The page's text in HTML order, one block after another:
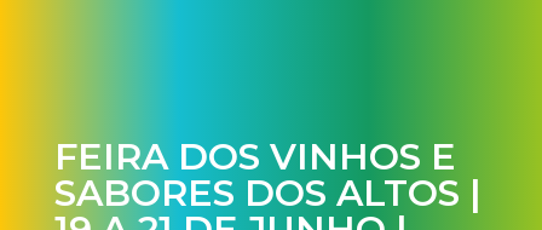
FEIRA DOS VINHOS E
SABORES DOS ALTOS |